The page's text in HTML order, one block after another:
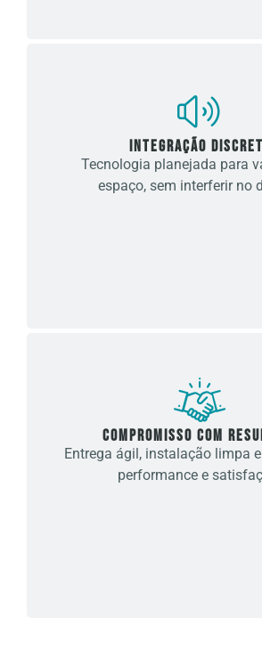
Integração
Tecnologia planejada para
espaço, sem interferir no
Compromisso com
Entrega ágil, instalação limpa
performance e